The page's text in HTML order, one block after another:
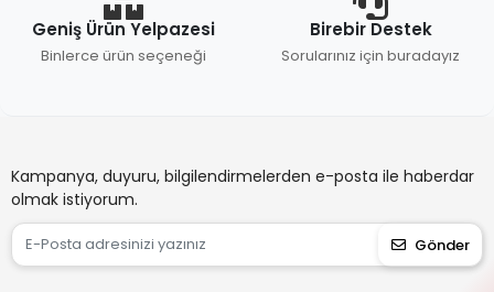
Geniş Ürün Yelpazesi
Binlerce ürün seçeneği
Birebir Destek
Sorularınız için buradayız
Kampanya, duyuru, bilgilendirmelerden e-posta ile haberdar
olmak istiyorum.
Gönder